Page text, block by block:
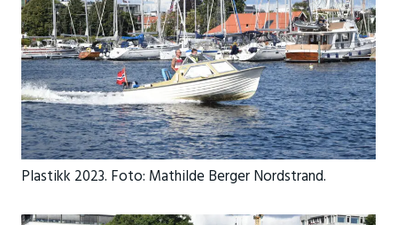
Plastikk 2023. Foto: Mathilde Berger Nordstrand.